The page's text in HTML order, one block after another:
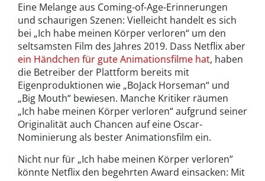
Eine Melange aus Coming-of-Age-Erinnerungen
und schaurigen Szenen: Vielleicht handelt es sich
bei „Ich habe meinen Körper verloren“ um den
seltsamsten Film des Jahres 2019. Dass Netflix aber
ein Händchen für gute Animationsfilme hat, haben
die Betreiber der Plattform bereits mit
Eigenproduktionen wie „BoJack Horseman“ und
„Big Mouth“ bewiesen. Manche Kritiker räumen
„Ich habe meinen Körper verloren“ aufgrund seiner
Originalität auch Chancen auf eine Oscar-
Nominierung als bester Animationsfilm ein.
Nicht nur für „Ich habe meinen Körper verloren”
könnte Netflix den begehrten Award einsacken: Mit